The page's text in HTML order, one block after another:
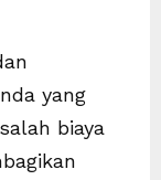
yang
biaya